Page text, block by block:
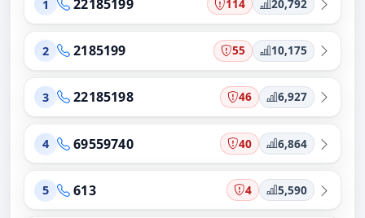
1 22185199 114 20,792
2 2185199 55 10,175
3 22185198 46 6,927
4 69559740 40 6,864
5 613 4 5,590